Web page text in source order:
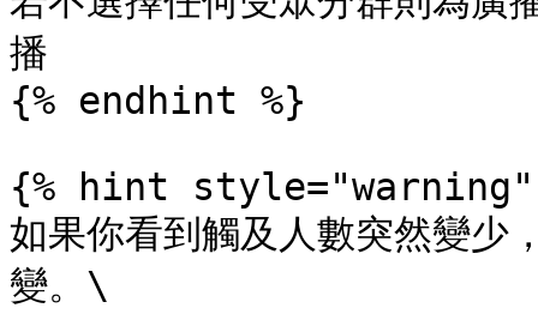
播
{% endhint %}
{% hint style="warning"
如果你看到觸及人數突然變少
變。\